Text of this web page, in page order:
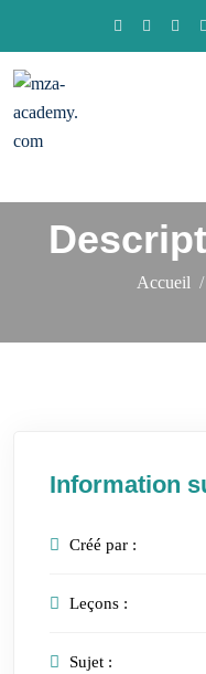
Accueil
Information
Créé par :
Leçons :
Sujet :